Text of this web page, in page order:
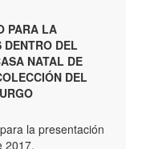
PARA LA
DEL
NATAL DE
DEL
la presentación
2017.